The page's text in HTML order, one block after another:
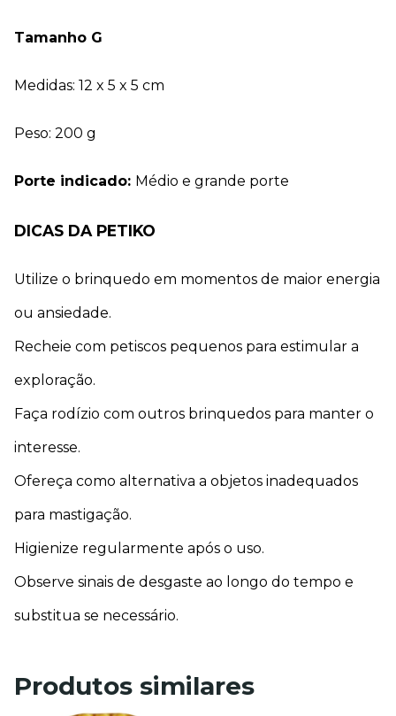
Tamanho G
Medidas: 12 x 5 x 5 cm
Peso: 200 g
Porte indicado: Médio e grande porte
DICAS DA PETIKO
Utilize o brinquedo em momentos de maior energia
ou ansiedade.
Recheie com petiscos pequenos para estimular a
exploração.
Faça rodízio com outros brinquedos para manter o
interesse.
Ofereça como alternativa a objetos inadequados
para mastigação.
Higienize regularmente após o uso.
Observe sinais de desgaste ao longo do tempo e
substitua se necessário.
Produtos similares